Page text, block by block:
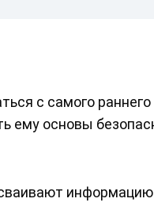
с самого
основы